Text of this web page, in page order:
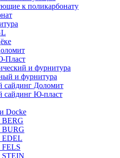
к поликарбонату
Пласт
и фурнитура
и фурнитура
сайдинг Доломит
сайдинг Ю-пласт
Docke
BERG
BURG
EDEL
FELS
STEIN